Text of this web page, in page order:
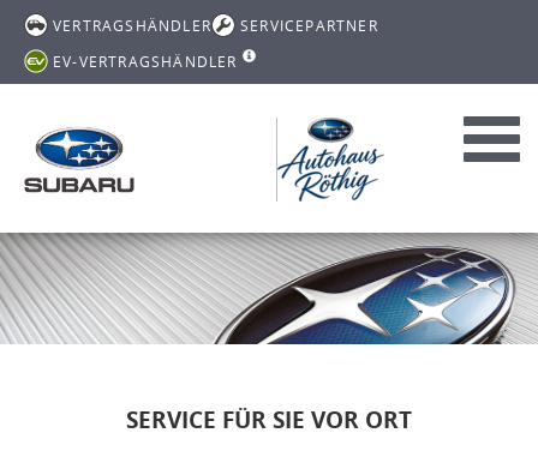
VERTRAGSHÄNDLER
SERVICEPARTNER
EV-VERTRAGSHÄNDLER
SERVICE FÜR SIE VOR ORT